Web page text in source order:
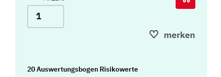
merken
20 Auswertungsbogen Risikowerte